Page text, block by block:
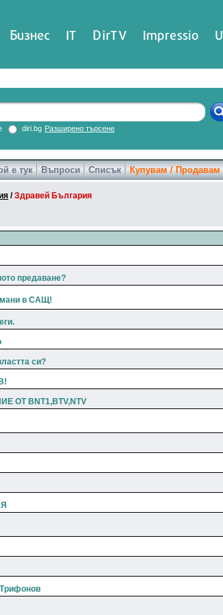
Бизнес IT DirTV Impressio
diri.bg Разширено търсене
е тук Въпроси Списък Купувам / Продавам
/Здравей България
предаване?
в САЩ!
си?
ОТ BNT1,BTV,NTV